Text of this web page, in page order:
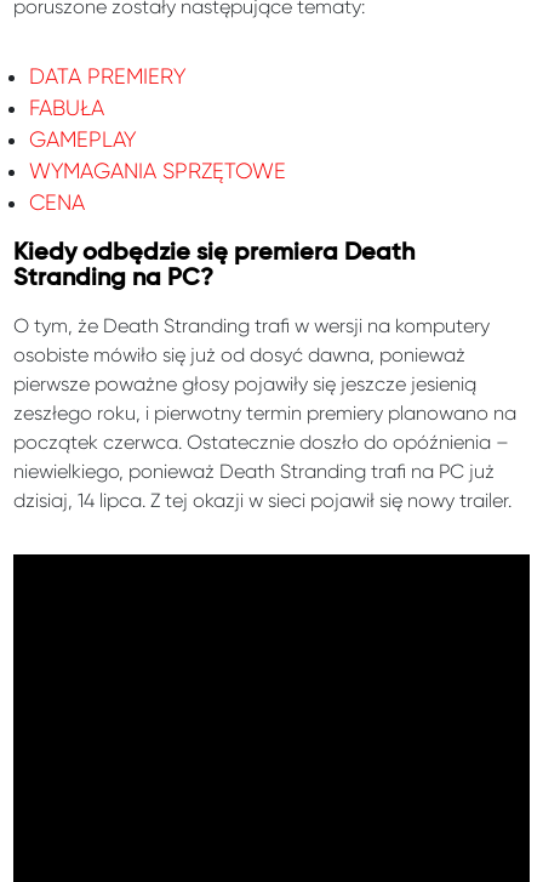
poruszone zostały następujące tematy:
DATA PREMIERY
FABUŁA
GAMEPLAY
WYMAGANIA SPRZĘTOWE
CENA
Kiedy odbędzie się premiera Death
Stranding na PC?
O tym, że Death Stranding trafi w wersji na komputery
osobiste mówiło się już od dosyć dawna, ponieważ
pierwsze poważne głosy pojawiły się jeszcze jesienią
zeszłego roku, i pierwotny termin premiery planowano na
początek czerwca. Ostatecznie doszło do opóźnienia –
niewielkiego, ponieważ Death Stranding trafi na PC już
dzisiaj, 14 lipca. Z tej okazji w sieci pojawił się nowy trailer.